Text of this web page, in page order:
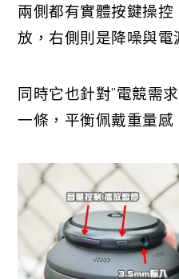
兩側都有實體按鍵操
放，右側則是降噪與電
同時它也針對”電競需
一條，平衡佩戴重量感